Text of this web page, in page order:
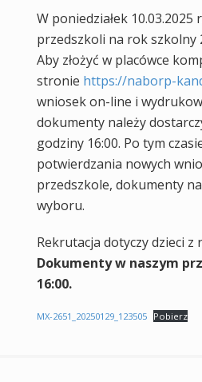
W poniedziałek
przedszkoli na rok szkolny
Aby złożyć w placówce
stronie https://naborp-
wniosek on-line i
dokumenty należy
godziny 16:00. Po tym
potwierdzania nowych
przedszkole, dokumenty
wyboru.
Rekrutacja dotyczy dzieci z
Dokumenty w naszym
16:00.
MX-2651_20250129_123505 Pobierz